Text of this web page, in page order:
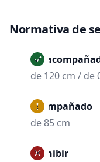
Normativa de
No
de 120 cm / de
Acompañado
de 85 cm
Prohibir